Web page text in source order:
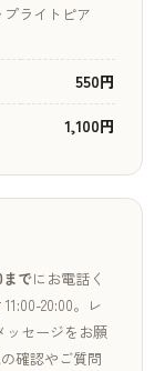
ライトピア
550円
1,100円
までにお電話く
20:00。レ
ッセージをお願
確認やご質問